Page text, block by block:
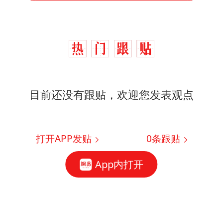
目前还没有跟贴，欢迎您发表观点
打开APP发贴 0条跟贴
App内打开